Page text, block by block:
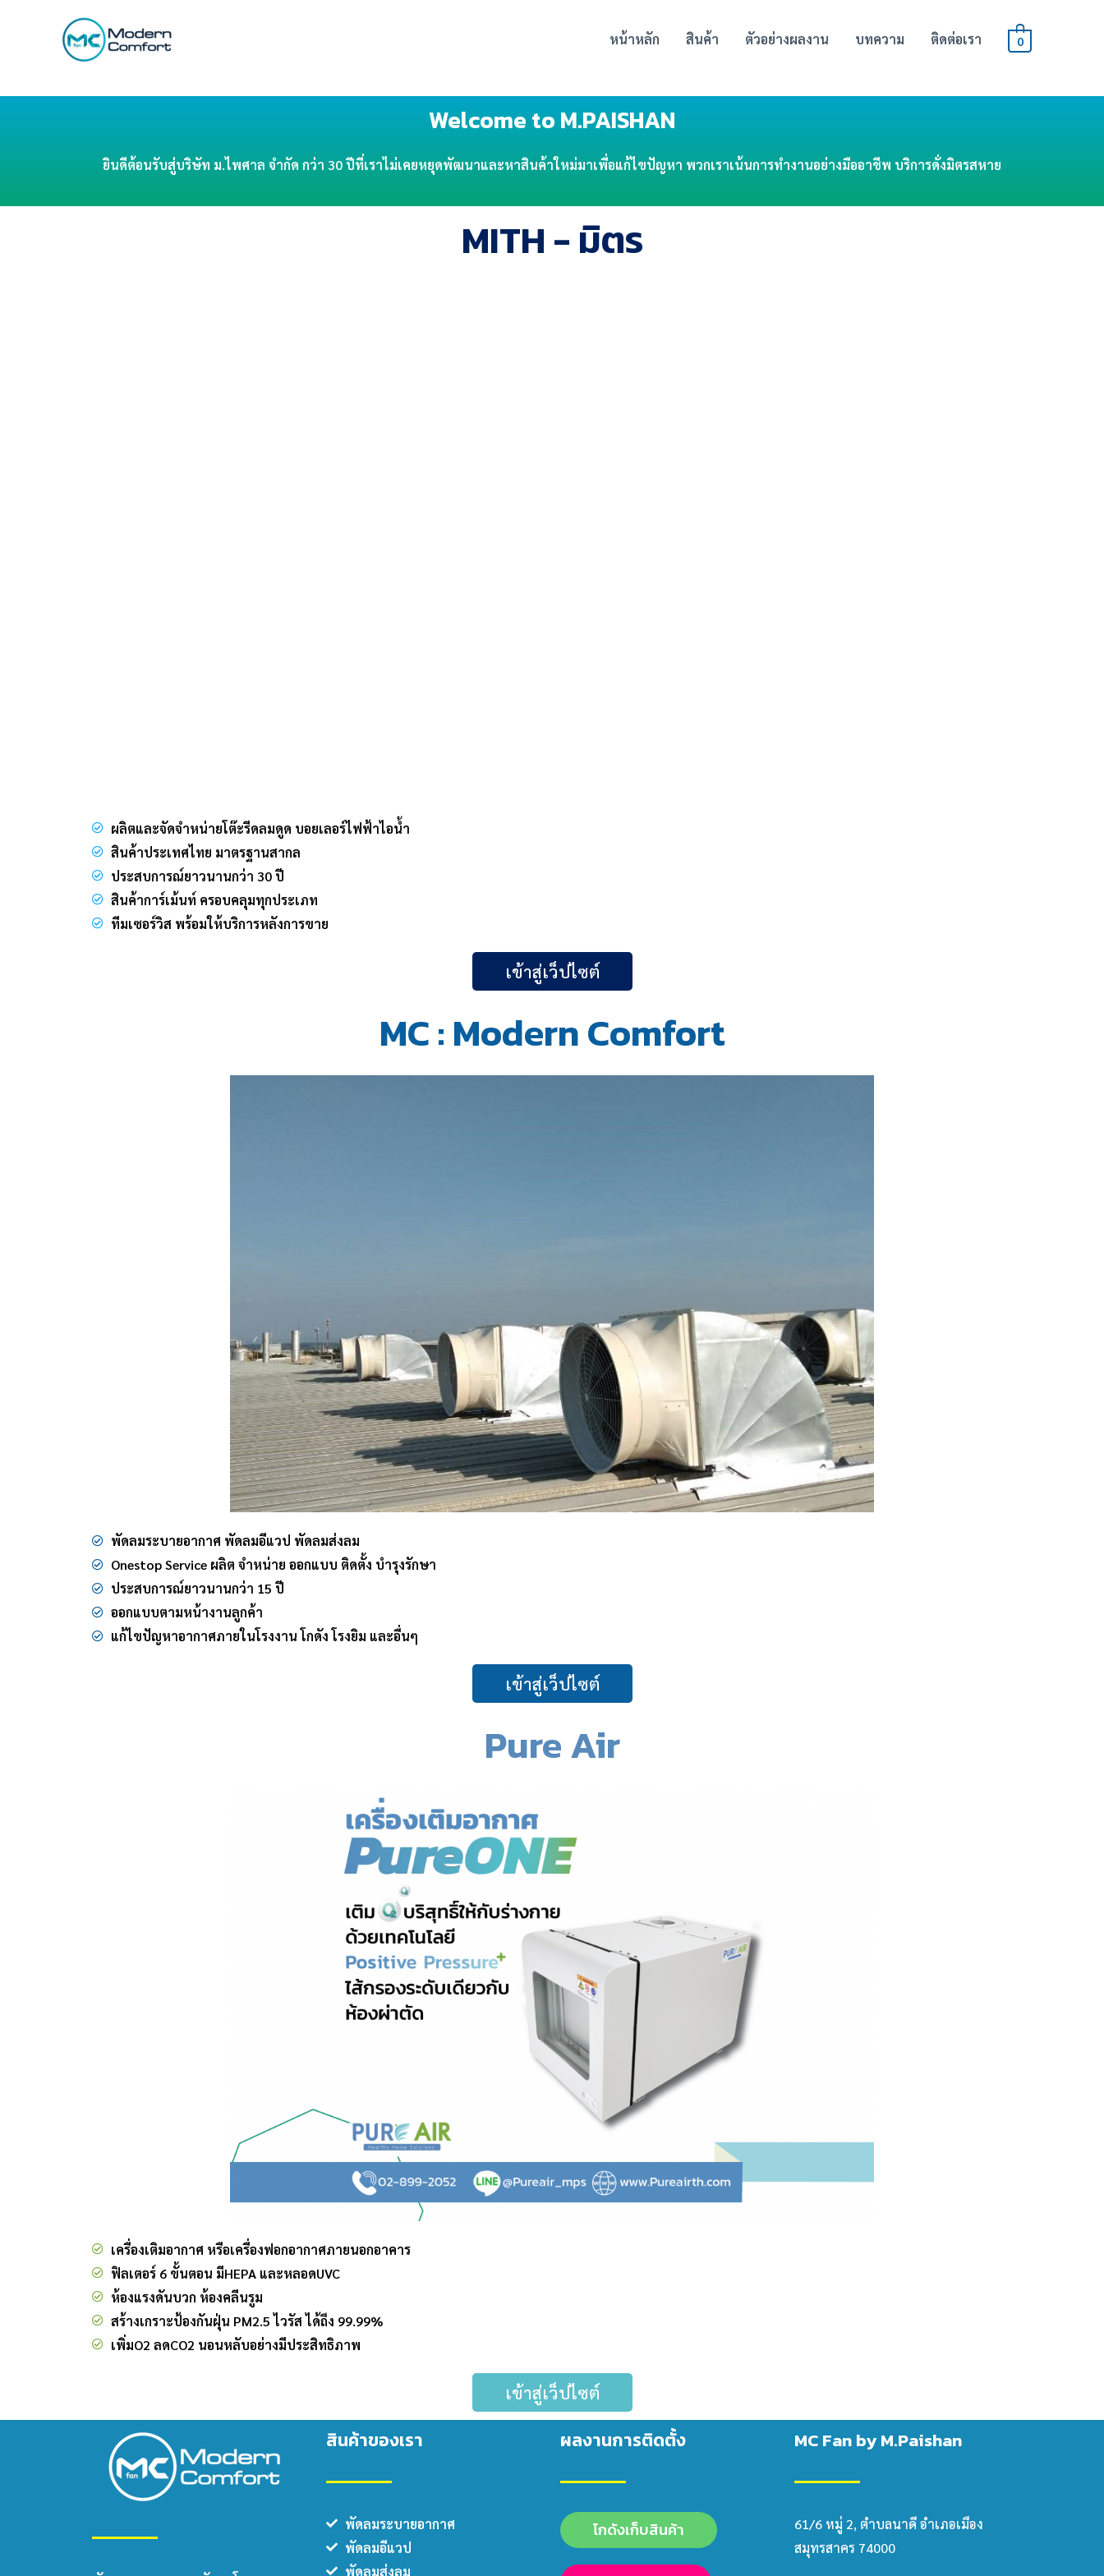
หน้าหลัก สินค้า ตัวอย่างผลงาน บทความ ติดต่อเรา 0
Welcome to M.PAISHAN
ยินดีต้อนรับสู่บริษัท ม.ไพศาล จำกัด กว่า 30 ปีที่เราไม่เคยหยุดพัฒนาและหาสินค้าใหม่มาเพื่อแก้ไขปัญหา พวกเราเน้นการทำงานอย่างมืออาชีพ บริการดั่งมิตรสหาย
MITH - มิตร
ผลิตและจัดจำหน่ายโต๊ะรีดลมดูด บอยเลอร์ไฟฟ้าไอน้ำ
สินค้าประเทศไทย มาตรฐานสากล
ประสบการณ์ยาวนานกว่า 30 ปี
สินค้าการ์เม้นท์ ครอบคลุมทุกประเภท
ทีมเซอร์วิส พร้อมให้บริการหลังการขาย
เข้าสู่เว็ปไซต์
MC : Modern Comfort
พัดลมระบายอากาศ พัดลมอีแวป พัดลมส่งลม
Onestop Service ผลิต จำหน่าย ออกแบบ ติดตั้ง บำรุงรักษา
ประสบการณ์ยาวนานกว่า 15 ปี
ออกแบบตามหน้างานลูกค้า
แก้ไขปัญหาอากาศภายในโรงงาน โกดัง โรงยิม และอื่นๆ
เข้าสู่เว็ปไซต์
Pure Air
เครื่องเติมอากาศ หรือเครื่องฟอกอากาศภายนอกอาคาร
ฟิลเตอร์ 6 ขั้นตอน มีHEPA และหลอดUVC
ห้องแรงดันบวก ห้องคลีนรูม
สร้างเกราะป้องกันฝุ่น PM2.5 ไวรัส ได้ถึง 99.99%
เพิ่มO2 ลดCO2 นอนหลับอย่างมีประสิทธิภาพ
เข้าสู่เว็ปไซต์
สินค้าของเรา
พัดลมระบายอากาศ
พัดลมอีแวป
พัดลมส่งลม
ผลงานการติดตั้ง
โกดังเก็บสินค้า
MC Fan by M.Paishan
61/6 หมู่ 2, ตำบลนาดี อำเภอเมือง
สมุทรสาคร 74000